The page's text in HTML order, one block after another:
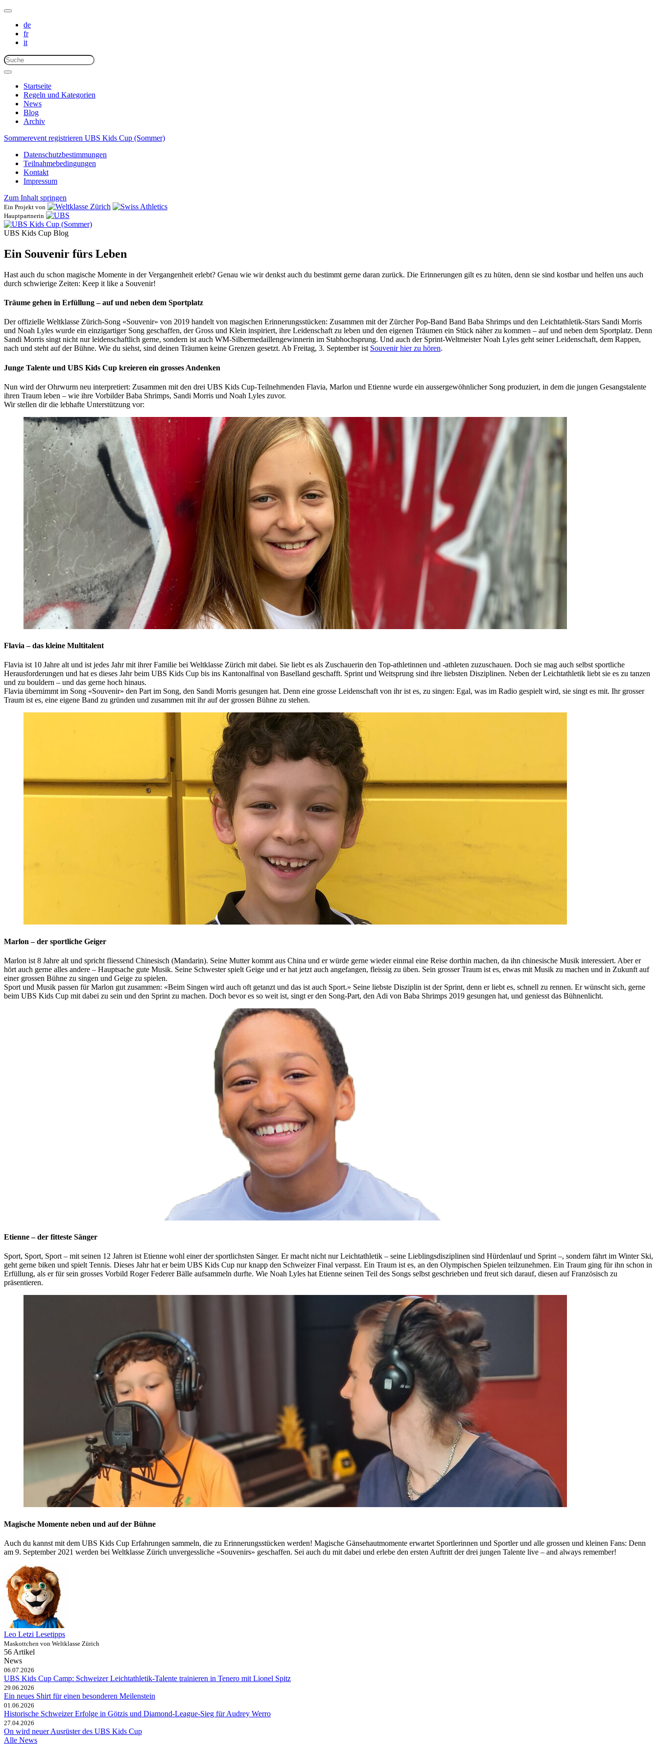
de
fr
it
Startseite
Regeln und Kategorien
News
Blog
Archiv
Sommerevent registrieren UBS Kids Cup (Sommer)
Datenschutzbestimmungen
Teilnahmebedingungen
Kontakt
Impressum
Zum Inhalt springen
Ein Projekt von
Hauptpartnerin
UBS Kids Cup Blog
Ein Souvenir fürs Leben
Hast auch du schon magische Momente in der Vergangenheit erlebt? Genau wie wir denkst auch du bestimmt gerne daran zurück. Die Erinnerungen gilt es zu hüten, denn sie sind kostbar und helfen uns auch
durch schwierige Zeiten: Keep it like a Souvenir!
Träume gehen in Erfüllung – auf und neben dem Sportplatz
Der offizielle Weltklasse Zürich-Song «Souvenir» von 2019 handelt von magischen Erinnerungsstücken: Zusammen mit der Zürcher Pop-Band Band Baba Shrimps und den Leichtathletik-Stars Sandi Morris
und Noah Lyles wurde ein einzigartiger Song geschaffen, der Gross und Klein inspiriert, ihre Leidenschaft zu leben und den eigenen Träumen ein Stück näher zu kommen – auf und neben dem Sportplatz. Denn
Sandi Morris singt nicht nur leidenschaftlich gerne, sondern ist auch WM-Silbermedaillengewinnerin im Stabhochsprung. Und auch der Sprint-Weltmeister Noah Lyles geht seiner Leidenschaft, dem Rappen,
nach und steht auf der Bühne. Wie du siehst, sind deinen Träumen keine Grenzen gesetzt. Ab Freitag, 3. September ist Souvenir hier zu hören.
Junge Talente und UBS Kids Cup kreieren ein grosses Andenken
Nun wird der Ohrwurm neu interpretiert: Zusammen mit den drei UBS Kids Cup-Teilnehmenden Flavia, Marlon und Etienne wurde ein aussergewöhnlicher Song produziert, in dem die jungen Gesangstalente
ihren Traum leben – wie ihre Vorbilder Baba Shrimps, Sandi Morris und Noah Lyles zuvor.
Wir stellen dir die lebhafte Unterstützung vor:
Flavia – das kleine Multitalent
Flavia ist 10 Jahre alt und ist jedes Jahr mit ihrer Familie bei Weltklasse Zürich mit dabei. Sie liebt es als Zuschauerin den Top-athletinnen und -athleten zuzuschauen. Doch sie mag auch selbst sportliche
Herausforderungen und hat es dieses Jahr beim UBS Kids Cup bis ins Kantonalfinal von Baselland geschafft. Sprint und Weitsprung sind ihre liebsten Disziplinen. Neben der Leichtathletik liebt sie es zu tanzen
und zu bouldern – und das gerne hoch hinaus.
Flavia übernimmt im Song «Souvenir» den Part im Song, den Sandi Morris gesungen hat. Denn eine grosse Leidenschaft von ihr ist es, zu singen: Egal, was im Radio gespielt wird, sie singt es mit. Ihr grosser
Traum ist es, eine eigene Band zu gründen und zusammen mit ihr auf der grossen Bühne zu stehen.
Marlon – der sportliche Geiger
Marlon ist 8 Jahre alt und spricht fliessend Chinesisch (Mandarin). Seine Mutter kommt aus China und er würde gerne wieder einmal eine Reise dorthin machen, da ihn chinesische Musik interessiert. Aber er
hört auch gerne alles andere – Hauptsache gute Musik. Seine Schwester spielt Geige und er hat jetzt auch angefangen, fleissig zu üben. Sein grosser Traum ist es, etwas mit Musik zu machen und in Zukunft auf
einer grossen Bühne zu singen und Geige zu spielen.
Sport und Musik passen für Marlon gut zusammen: «Beim Singen wird auch oft getanzt und das ist auch Sport.» Seine liebste Disziplin ist der Sprint, denn er liebt es, schnell zu rennen. Er wünscht sich, gerne
beim UBS Kids Cup mit dabei zu sein und den Sprint zu machen. Doch bevor es so weit ist, singt er den Song-Part, den Adi von Baba Shrimps 2019 gesungen hat, und geniesst das Bühnenlicht.
Etienne – der fitteste Sänger
Sport, Sport, Sport – mit seinen 12 Jahren ist Etienne wohl einer der sportlichsten Sänger. Er macht nicht nur Leichtathletik – seine Lieblingsdisziplinen sind Hürdenlauf und Sprint –, sondern fährt im Winter Ski,
geht gerne biken und spielt Tennis. Dieses Jahr hat er beim UBS Kids Cup nur knapp den Schweizer Final verpasst. Ein Traum ist es, an den Olympischen Spielen teilzunehmen. Ein Traum ging für ihn schon in
Erfüllung, als er für sein grosses Vorbild Roger Federer Bälle aufsammeln durfte. Wie Noah Lyles hat Etienne seinen Teil des Songs selbst geschrieben und freut sich darauf, diesen auf Französisch zu
präsentieren.
Magische Momente neben und auf der Bühne
Auch du kannst mit dem UBS Kids Cup Erfahrungen sammeln, die zu Erinnerungsstücken werden! Magische Gänsehautmomente erwartet Sportlerinnen und Sportler und alle grossen und kleinen Fans: Denn
am 9. September 2021 werden bei Weltklasse Zürich unvergessliche «Souvenirs» geschaffen. Sei auch du mit dabei und erlebe den ersten Auftritt der drei jungen Talente live – and always remember!
Leo Letzi Lesetipps
Maskottchen von Weltklasse Zürich
56 Artikel
News
06.07.2026
UBS Kids Cup Camp: Schweizer Leichtathletik-Talente trainieren in Tenero mit Lionel Spitz
29.06.2026
Ein neues Shirt für einen besonderen Meilenstein
01.06.2026
Historische Schweizer Erfolge in Götzis und Diamond-League-Sieg für Audrey Werro
27.04.2026
On wird neuer Ausrüster des UBS Kids Cup
Alle News